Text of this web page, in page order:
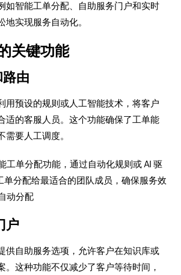
如智能工单分配、自助服务门户和实时
地实现服务自动化。
关键功能
路由
用预设的规则或人工智能技术，将客户
适的客服人员。这个功能确保了工单能
需要人工调度。
工单分配功能，通过自动化规则或 AI 驱
单分配给最适合的团队成员，确保服务效
户
供自助服务选项，允许客户在知识库或
。这种功能不仅减少了客户等待时间，